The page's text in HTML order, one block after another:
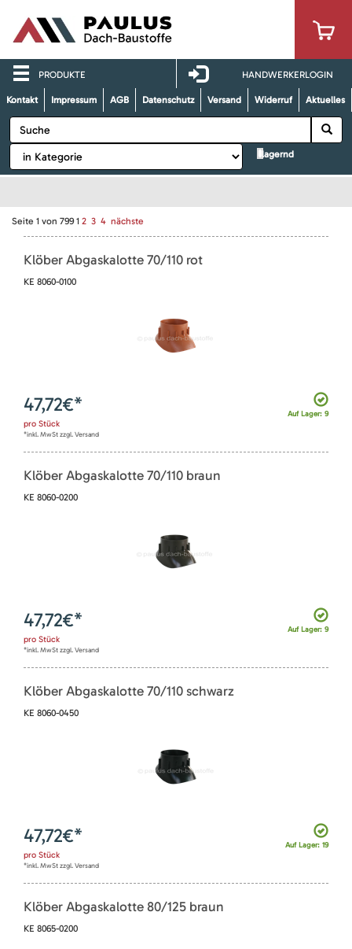
PRODUKTE HANDWERKERLOGIN
Kontakt Impressum AGB Datenschutz Versand Widerruf Aktuelles
lagernd
Seite 1 von 799 1 2 3 4 nächste
Klöber Abgaskalotte 70/110 rot
KE 8060-0100
Auf Lager: 9
47,72€*
pro Stück
*inkl. MwSt zzgl. Versand
Klöber Abgaskalotte 70/110 braun
KE 8060-0200
Auf Lager: 9
47,72€*
pro Stück
*inkl. MwSt zzgl. Versand
Klöber Abgaskalotte 70/110 schwarz
KE 8060-0450
Auf Lager: 19
47,72€*
pro Stück
*inkl. MwSt zzgl. Versand
Klöber Abgaskalotte 80/125 braun
KE 8065-0200